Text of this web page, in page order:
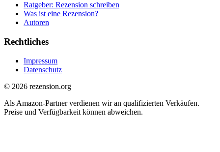
Ratgeber: Rezension schreiben
Was ist eine Rezension?
Autoren
Rechtliches
Impressum
Datenschutz
© 2026 rezension.org
Als Amazon-Partner verdienen wir an qualifizierten Verkäufen.
Preise und Verfügbarkeit können abweichen.